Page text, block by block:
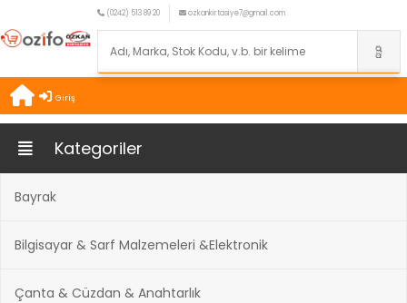
(0242) 513 89 20 ozkankirtasiye7@gmail.com
Giriş
Kategoriler
Bayrak
Bilgisayar & Sarf Malzemeleri &Elektronik
Çanta & Cüzdan & Anahtarlık